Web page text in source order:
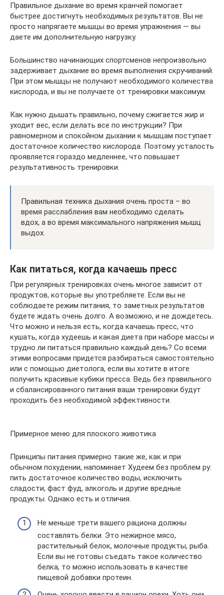
Правильное дыхание во время кранчей помогает
быстрее достигнуть необходимых результатов. Вы не
просто напрягаете мышцы во время упражнения — вы
даете им дополнительную нагрузку.
Большинство начинающих спортсменов непроизвольно
задерживает дыхание во время выполнения скручиваний.
При этом мышцы не получают необходимого количества
кислорода, и вы не получаете от тренировки максимум.
Как нужно дышать правильно, почему сжигается жир и
уходит вес, если делать все по инструкции? При
равномерном и спокойном дыхании к мышцам поступает
достаточное количество кислорода. Поэтому усталость
проявляется гораздо медленнее, что повышает
результативность тренировки.
Правильная техника дыхания очень проста – во
время расслабления вам необходимо сделать
вдох, а во время максимального напряжения мышц
выдох.
Как питаться, когда качаешь пресс
При регулярных тренировках очень многое зависит от
продуктов, которые вы употребляете. Если вы не
соблюдаете режим питания, то заметных результатов
будете ждать очень долго. А возможно, и не дождетесь.
Что можно и нельзя есть, когда качаешь пресс, что
кушать, когда худеешь и какая диета при наборе массы и
трудно ли питаться правильно каждый день? Со всеми
этими вопросами придется разбираться самостоятельно
или с помощью диетолога, если вы хотите в итоге
получить красивые кубики пресса. Ведь без правильного
и сбалансированного питания ваши тренировки будут
проходить без необходимой эффективности.
Примерное меню для плоского животика
Принципы питания примерно такие же, как и при
обычном похудении, напоминает Худеем без проблем ру:
пить достаточное количество воды, исключить
сладости, фаст фуд, алкоголь и другие вредные
продукты. Однако есть и отличия.
Не меньше трети вашего рациона должны
составлять белки. Это нежирное мясо,
растительный белок, молочные продукты, рыба.
Если вы не готовы съедать такое количество
белка, то можно использовать в качестве
пищевой добавки протеин.